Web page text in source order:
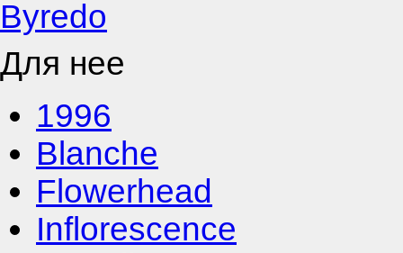
Byredo
Для нее
1996
Blanche
Flowerhead
Inflorescence